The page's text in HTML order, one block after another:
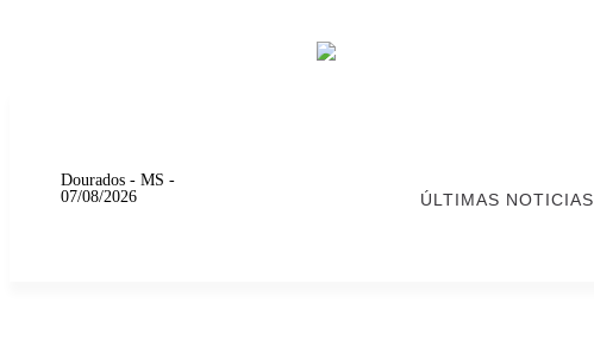
Dourados - MS -
07/08/2026
ÚLTIMAS NOTICIAS